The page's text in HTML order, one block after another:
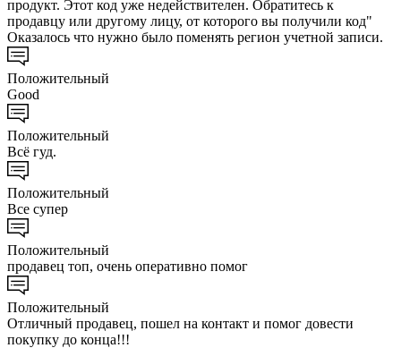
продукт. Этот код уже недействителен. Обратитесь к
продавцу или другому лицу, от которого вы получили код"
Оказалось что нужно было поменять регион учетной записи.
Положительный
Good
Положительный
Всё гуд.
Положительный
Все супер
Положительный
продавец топ, очень оперативно помог
Положительный
Отличный продавец, пошел на контакт и помог довести
покупку до конца!!!